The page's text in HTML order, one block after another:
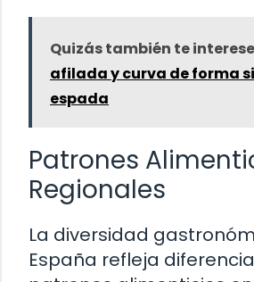
Quizás también te
afilada y curva de forma
espada
Patrones
Regionales
La diversidad
España refleja